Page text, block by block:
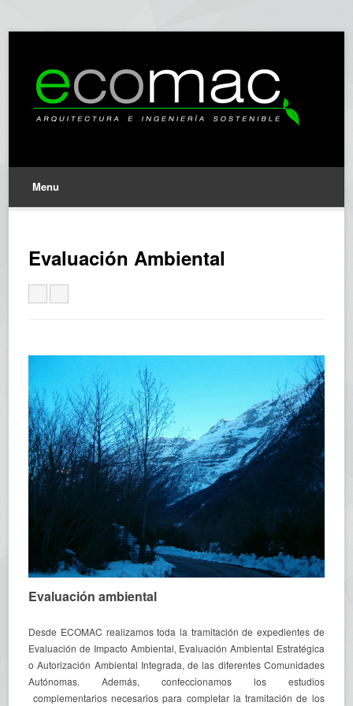
Menu
Evaluación Ambiental
Evaluación ambiental
Desde ECOMAC realizamos toda la tramitación de expedientes de
Evaluación de Impacto Ambiental, Evaluación Ambiental Estratégica
o Autorización Ambiental Integrada, de las diferentes Comunidades
Autónomas. Además, confeccionamos los estudios
complementarios necesarios para completar la tramitación de los